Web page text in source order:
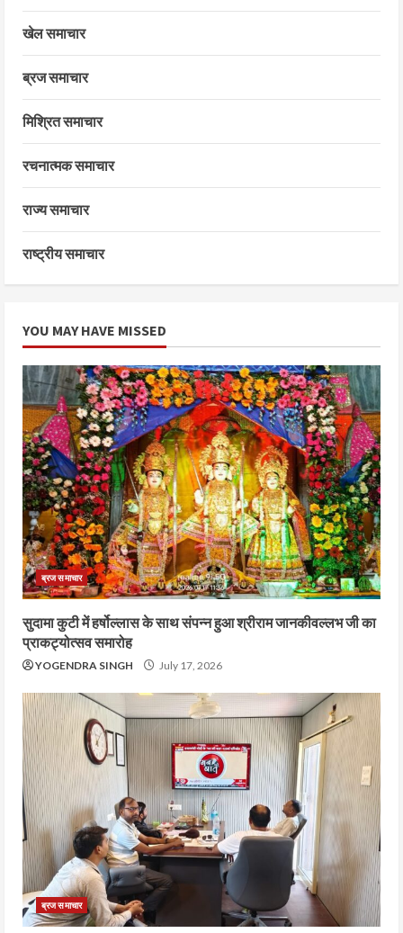
खेल समाचार
ब्रज समाचार
मिश्रित समाचार
रचनात्मक समाचार
राज्य समाचार
राष्ट्रीय समाचार
YOU MAY HAVE MISSED
ब्रज समाचार
सुदामा कुटी में हर्षोल्लास के साथ संपन्न हुआ श्रीराम जानकीवल्लभ जी का
प्राकट्योत्सव समारोह
YOGENDRA SINGH July 17, 2026
ब्रज समाचार